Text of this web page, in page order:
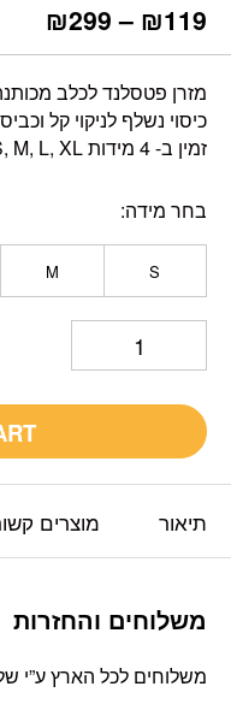
₪119
–
₪299
מזרן פטסלנד לכלב
כיסוי נשלף לניקוי קל
זמין ב- 4 מידות S, M, L, XL (פירוט מלא למטה)
בחר מידה
S
M
תיאור מוצרים
משלוחים והחזרות
משלוחים לכל הארץ ע”י